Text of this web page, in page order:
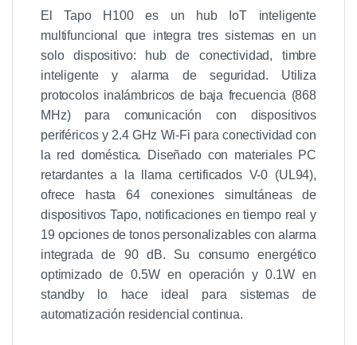
El Tapo H100 es un hub IoT inteligente
multifuncional que integra tres sistemas en un
solo dispositivo: hub de conectividad, timbre
inteligente y alarma de seguridad. Utiliza
protocolos inalámbricos de baja frecuencia (868
MHz) para comunicación con dispositivos
periféricos y 2.4 GHz Wi-Fi para conectividad con
la red doméstica. Diseñado con materiales PC
retardantes a la llama certificados V-0 (UL94),
ofrece hasta 64 conexiones simultáneas de
dispositivos Tapo, notificaciones en tiempo real y
19 opciones de tonos personalizables con alarma
integrada de 90 dB. Su consumo energético
optimizado de 0.5W en operación y 0.1W en
standby lo hace ideal para sistemas de
automatización residencial continua.